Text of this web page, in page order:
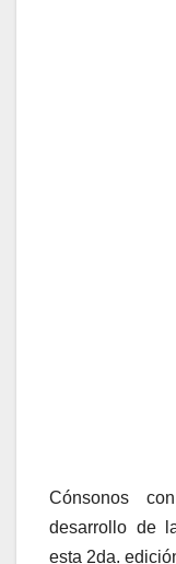
Cónsonos
desarrollo de
esta 2da.